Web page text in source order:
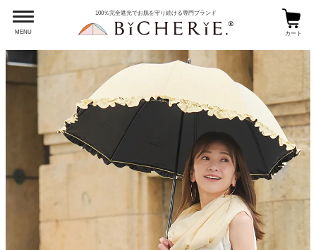
MENU
100％完全遮光でお肌を守り続ける専門ブランド
カート